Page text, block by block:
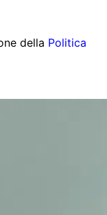
della Politica